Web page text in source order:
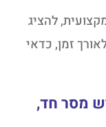
להציג
זמן, כדאי
מסר חד,